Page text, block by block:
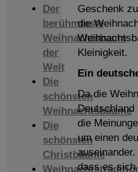
Der
berühmteste
Weihnachtsbaum
der
Welt
Die
schönsten
Weihnachtsbäume
Die
schönsten
Christbäume
Geschenk
die
Kleinigkeit.
Ein
Da die
Deutschland
die
um einen
dass es sich